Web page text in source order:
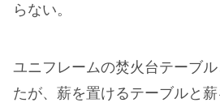
らない。
ユニフレームの焚火台テーブ
たが、薪を置けるテーブルと